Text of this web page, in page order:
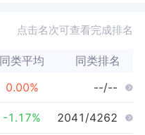
点击名次可查看完成排名
同类平均 同类排名
0.00% --/--
-1.17% 2041/4262